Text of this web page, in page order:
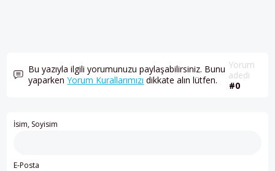
Bu yazıyla ilgili yorumunuzu paylaşabilirsiniz. Bunu
yaparkenYorum Kurallarımızı dikkate alın lütfen.
Yorum
adedi
#0
İsim, Soyisim
E-Posta